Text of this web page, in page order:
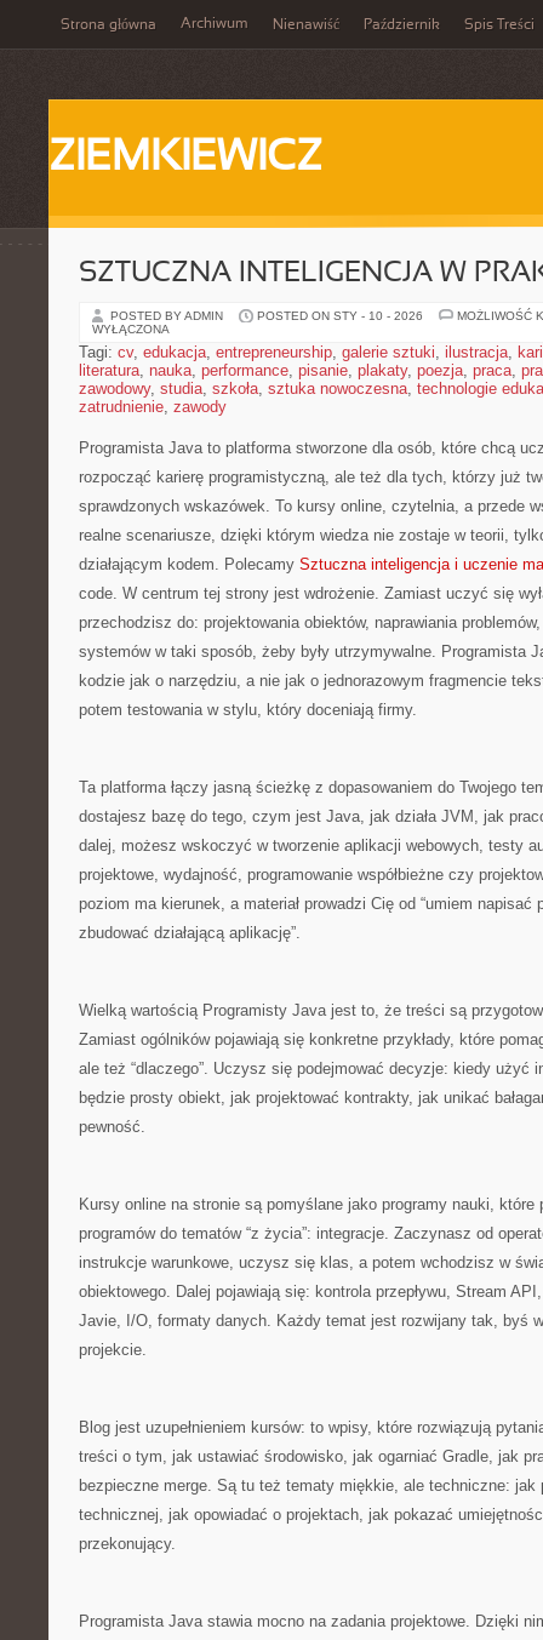
Strona główna Archiwum Nienawiść Październik Spis Treści
ZIEMKIEWICZ
SZTUCZNA INTELIGENCJA W
POSTED BY ADMIN POSTED ON STY - 10 - 2026
MOŻLIWOŚĆ
WYŁĄCZONA
Tagi: cv, edukacja, entrepreneurship, galerie sztuki, ilustracja,
literatura, nauka, performance, pisanie, plakaty, poezja, praca,
zawodowy, studia, szkoła, sztuka nowoczesna, technologie
zatrudnienie, zawody
Programista Java to platforma stworzone dla osób, które chcą
rozpocząć karierę programistyczną, ale też dla tych, którzy już
sprawdzonych wskazówek. To kursy online, czytelnia, a przede
realne scenariusze, dzięki którym wiedza nie zostaje w teorii,
działającym kodem. Polecamy Sztuczna inteligencja i uczenie
code. W centrum tej strony jest wdrożenie. Zamiast uczyć się
przechodzisz do: projektowania obiektów, naprawiania
systemów w taki sposób, żeby były utrzymywalne. Programista
kodzie jak o narzędziu, a nie jak o jednorazowym fragmencie
potem testowania w stylu, który doceniają firmy.
Ta platforma łączy jasną ścieżkę z dopasowaniem do Twojego
dostajesz bazę do tego, czym jest Java, jak działa JVM, jak
dalej, możesz wskoczyć w tworzenie aplikacji webowych, testy
projektowe, wydajność, programowanie współbieżne czy
poziom ma kierunek, a materiał prowadzi Cię od “umiem napisać
zbudować działającą aplikację”.
Wielką wartością Programisty Java jest to, że treści są
Zamiast ogólników pojawiają się konkretne przykłady, które
ale też “dlaczego”. Uczysz się podejmować decyzje: kiedy użyć
będzie prosty obiekt, jak projektować kontrakty, jak unikać
pewność.
Kursy online na stronie są pomyślane jako programy nauki, które
programów do tematów “z życia”: integracje. Zaczynasz od
instrukcje warunkowe, uczysz się klas, a potem wchodzisz w
obiektowego. Dalej pojawiają się: kontrola przepływu, Stream
Javie, I/O, formaty danych. Każdy temat jest rozwijany tak, byś
projekcie.
Blog jest uzupełnieniem kursów: to wpisy, które rozwiązują
treści o tym, jak ustawiać środowisko, jak ogarniać Gradle, jak
bezpieczne merge. Są tu też tematy miękkie, ale techniczne: jak
technicznej, jak opowiadać o projektach, jak pokazać
przekonujący.
Programista Java stawia mocno na zadania projektowe. Dzięki